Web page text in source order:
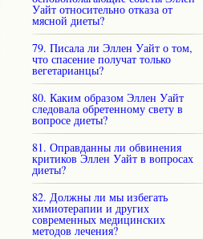
Уайт относительно отказа от
мясной диеты?
79. Писала ли Эллен Уайт о том,
что спасение получат только
вегетарианцы?
80. Каким образом Эллен Уайт
следовала обретенному свету в
вопросе диеты?
81. Оправданны ли обвинения
критиков Эллен Уайт в вопросах
диеты?
82. Должны ли мы избегать
химиотерапии и других
современных медицинских
методов лечения?